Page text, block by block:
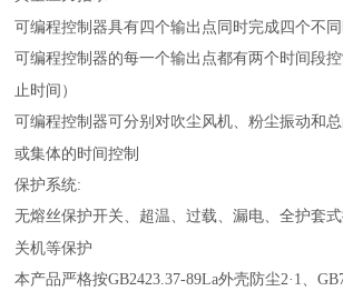
可编程控制器具有四个输出点同时完成四个不
可编程控制器的每一个输出点都有两个时间段
止时间）
可编程控制器可分别对吹尘风机、粉尘振动和
或集体的时间控制
保护系统:
无熔丝保护开关、超温、过载、漏电、全护套
关机等保护
本产品严格按GB2423.37-89La外壳防尘2· 1、